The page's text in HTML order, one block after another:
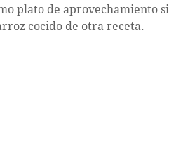
plato de aprovechamiento si
cocido de otra receta.